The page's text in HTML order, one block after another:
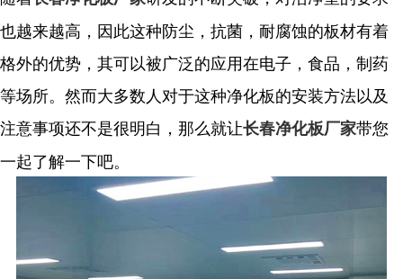
也越来越高，因此这种防尘，抗菌，耐腐蚀的板材有着
格外的优势，其可以被广泛的应用在电子，食品，制药
等场所。然而大多数人对于这种净化板的安装方法以及
注意事项还不是很明白，那么就让长春净化板厂家带您
一起了解一下吧。